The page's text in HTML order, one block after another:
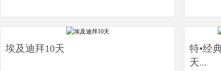
埃及迪拜10天
特•经
天...